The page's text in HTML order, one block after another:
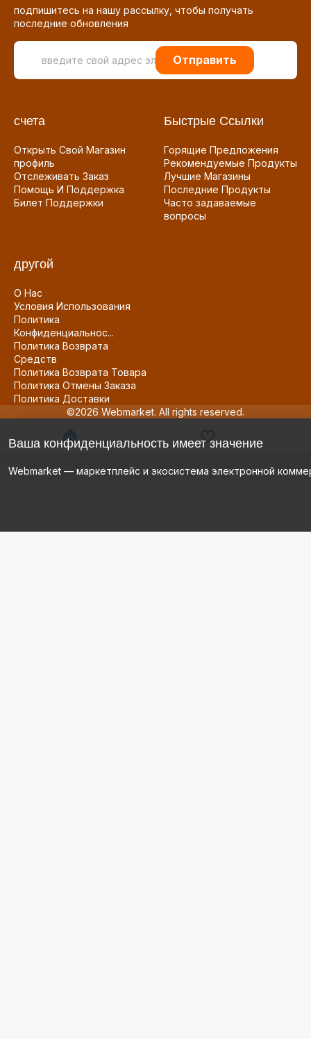
подпишитесь на нашу рассылку, чтобы получать
последние обновления
Отправить
счета
Открыть Свой Магазин
профиль
Отслеживать Заказ
Помощь И Поддержка
Билет Поддержки
Быстрые Ссылки
Горящие Предложения
Рекомендуемые Продукты
Лучшие Магазины
Последние Продукты
Часто задаваемые
вопросы
другой
О Нас
Условия Использования
Политика
Конфиденциальнос...
Политика Возврата
Средств
Политика Возврата Товара
Политика Отмены Заказа
Политика Доставки
©2026 Webmarket. All rights reserved.
Ваша конфиденциальность имеет значение
Webmarket — маркетплейс и экосистема электронной